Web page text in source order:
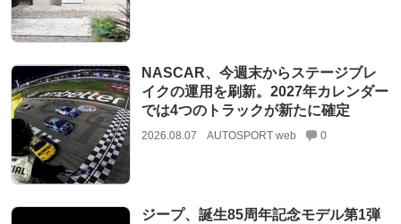
NASCAR、今週末からステージブレ
イクの運用を刷新。2027年カレンダー
では4つのトラックが新たに確定
2026.08.07 AUTOSPORT web 0
ジープ、誕生85周年記念モデル第1弾